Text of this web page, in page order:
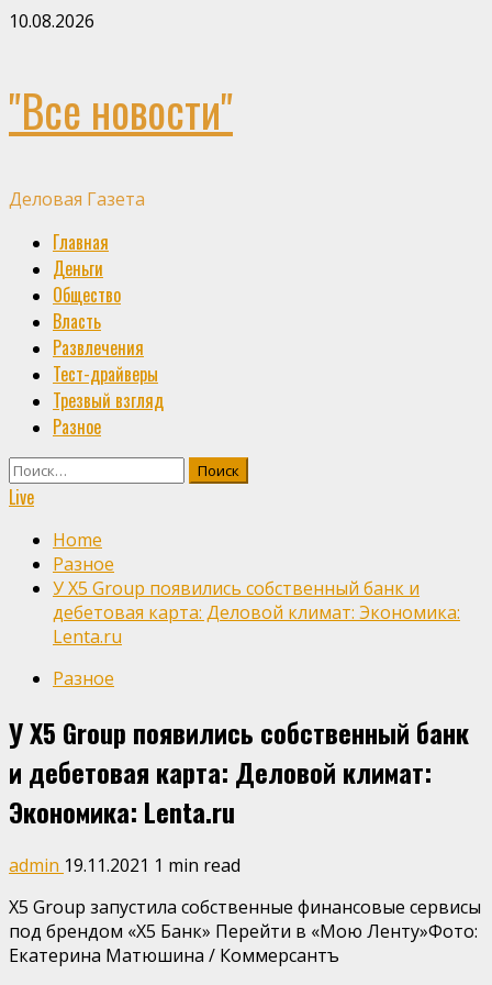
Skip
10.08.2026
"Все новости"
Деловая Газета
Primary
Menu
Главная
Деньги
Общество
Власть
Развлечения
Тест-драйверы
Трезвый взгляд
Разное
Найти:
Live
Home
Разное
У X5 Group появились собственный банк и
дебетовая карта: Деловой климат: Экономика:
Lenta.ru
Разное
У X5 Group появились собственный банк
и дебетовая карта: Деловой климат:
Экономика: Lenta.ru
admin 19.11.2021 1 min read
X5 Group запустила собственные финансовые сервисы
под брендом «X5 Банк» Перейти в «Мою Ленту»Фото:
Екатерина Матюшина / Коммерсантъ